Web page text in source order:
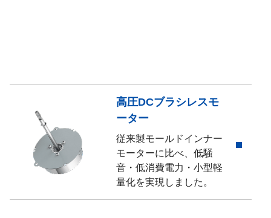
高圧DCブラシレスモ
ーター
従来製モールドインナー
モーターに比べ、低騒
音・低消費電力・小型軽
量化を実現しました。